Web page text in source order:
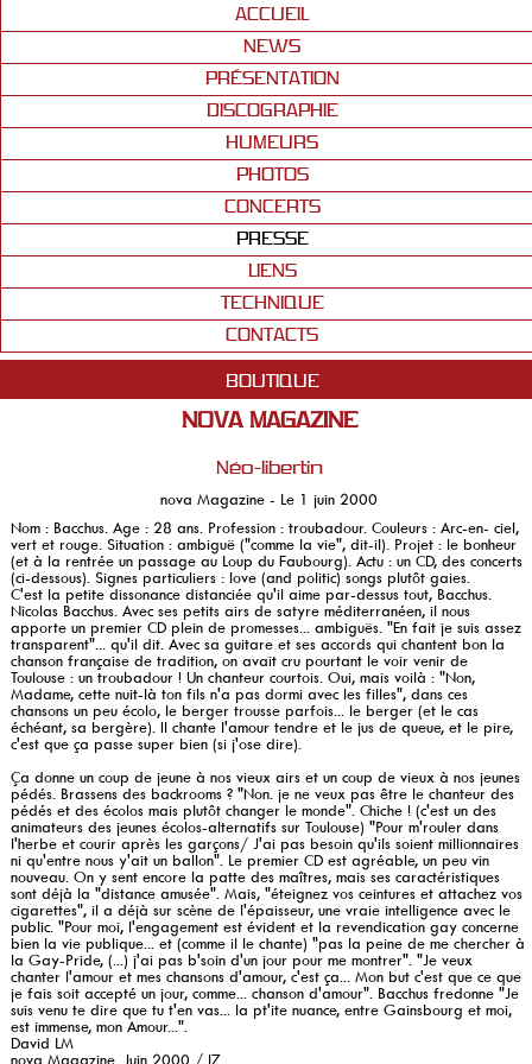
ACCUEIL
NEWS
PRÉSENTATION
DISCOGRAPHIE
HUMEURS
PHOTOS
CONCERTS
PRESSE
LIENS
TECHNIQUE
CONTACTS
BOUTIQUE
NOVA MAGAZINE
Néo-libertin
nova Magazine - Le 1 juin 2000
Nom : Bacchus. Age : 28 ans. Profession : troubadour. Couleurs : Arc-en- ciel,
vert et rouge. Situation : ambiguë ("comme la vie", dit-il). Projet : le bonheur
(et à la rentrée un passage au Loup du Faubourg). Actu : un CD, des concerts
(ci-dessous). Signes particuliers : love (and politic) songs plutôt gaies.
C'est la petite dissonance distanciée qu'il aime par-dessus tout, Bacchus.
Nicolas Bacchus. Avec ses petits airs de satyre méditerranéen, il nous
apporte un premier CD plein de promesses... ambiguës. "En fait je suis assez
transparent"... qu'il dit. Avec sa guitare et ses accords qui chantent bon la
chanson française de tradition, on avait cru pourtant le voir venir de
Toulouse : un troubadour ! Un chanteur courtois. Oui, mais voilà : "Non,
Madame, cette nuit-là ton fils n'a pas dormi avec les filles", dans ces
chansons un peu écolo, le berger trousse parfois... le berger (et le cas
échéant, sa bergère). Il chante l'amour tendre et le jus de queue, et le pire,
c'est que ça passe super bien (si j'ose dire).
Ça donne un coup de jeune à nos vieux airs et un coup de vieux à nos jeunes
pédés. Brassens des backrooms ? "Non. je ne veux pas être le chanteur des
pédés et des écolos mais plutôt changer le monde". Chiche ! (c'est un des
animateurs des jeunes écolos-alternatifs sur Toulouse) "Pour m'rouler dans
l'herbe et courir après les garçons/ J'ai pas besoin qu'ils soient millionnaires
ni qu'entre nous y'ait un ballon". Le premier CD est agréable, un peu vin
nouveau. On y sent encore la patte des maîtres, mais ses caractéristiques
sont déjà la "distance amusée". Mais, "éteignez vos ceintures et attachez vos
cigarettes", il a déjà sur scène de l'épaisseur, une vraie intelligence avec le
public. "Pour moi, l'engagement est évident et la revendication gay concerne
bien la vie publique... et (comme il le chante) "pas la peine de me chercher à
la Gay-Pride, (...) j'ai pas b'soin d'un jour pour me montrer". "Je veux
chanter l'amour et mes chansons d'amour, c'est ça... Mon but c'est que ce que
je fais soit accepté un jour, comme... chanson d'amour". Bacchus fredonne "Je
suis venu te dire que tu t'en vas... la pt'ite nuance, entre Gainsbourg et moi,
est immense, mon Amour...".
David LM
nova Magazine. Juin 2000 / l7